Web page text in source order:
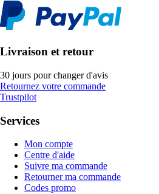
Livraison et retour
30 jours pour changer d'avis
Retournez votre commande
Trustpilot
Services
Mon compte
Centre d'aide
Suivre ma commande
Retourner ma commande
Codes promo